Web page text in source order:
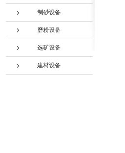
制砂设备
磨粉设备
选矿设备
建材设备